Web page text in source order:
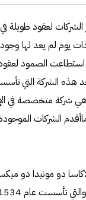
لعقود طويلة
يوم لم يعد لها
استطاعت الصمود
شركة متخصصة في
الشركات